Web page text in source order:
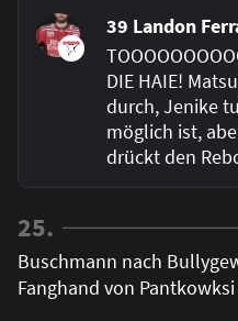
39 Landon
DIE HAIE!
durch, Jenike
möglich ist,
drückt den
25.
Buschmann nach
Fanghand von Pantkowksi